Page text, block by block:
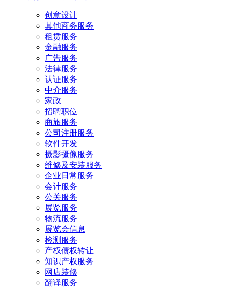
创意设计
其他商务服务
租赁服务
金融服务
广告服务
法律服务
认证服务
中介服务
家政
招聘职位
商旅服务
公司注册服务
软件开发
摄影摄像服务
维修及安装服务
企业日常服务
会计服务
公关服务
展览服务
物流服务
展览会信息
检测服务
产权债权转让
知识产权服务
网店装修
翻译服务